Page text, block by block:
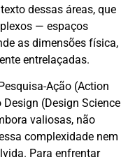
dessas áreas, que
— espaços
as dimensões física,
entrelaçadas.
Ação (Action
Design (Design Science
valiosas, não
complexidade nem
Para enfrentar